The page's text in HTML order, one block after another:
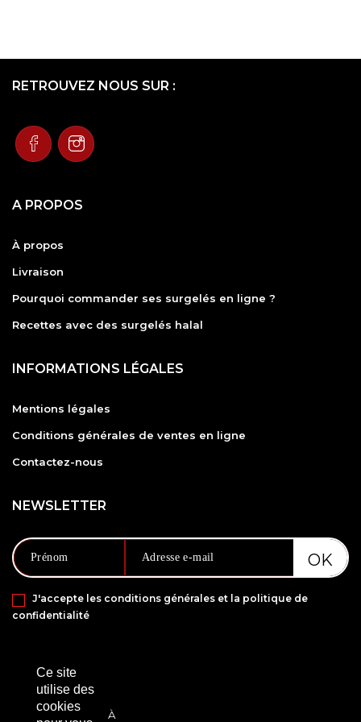
RETROUVEZ NOUS SUR :
A PROPOS
À propos
Livraison
Pourquoi commander ses surgelés en ligne ?
Recettes avec des surgelés halal
INFORMATIONS LÉGALES
Mentions légales
Conditions générales de ventes en ligne
Contactez-nous
NEWSLETTER
J'accepte les conditions générales et la politique de
confidentialité
PAIEMENT SÉCURISÉ VIA
Ce site
utilise des
cookies
À